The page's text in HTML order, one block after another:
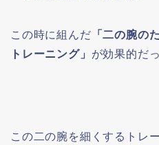
この時に組んだ 「二の腕の
トレーニング」 が効果的だ
この二の腕を細くするトレ